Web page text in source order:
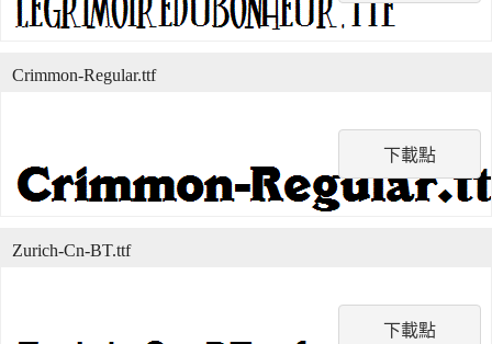
下載點
Crimmon-Regular.ttf
下載點
Zurich-Cn-BT.ttf